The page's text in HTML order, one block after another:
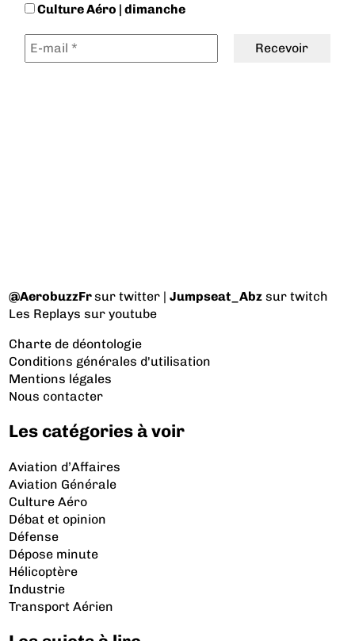
Culture Aéro | dimanche
@AerobuzzFrsur twitter |Jumpseat_Abz sur twitch
Les Replays sur youtube
Charte de déontologie
Conditions générales d'utilisation
Mentions légales
Nous contacter
Les catégories à voir
Aviation d’Affaires
Aviation Générale
Culture Aéro
Débat et opinion
Défense
Dépose minute
Hélicoptère
Industrie
Transport Aérien